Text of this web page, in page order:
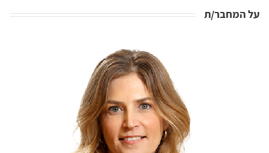
על המחבר/ת